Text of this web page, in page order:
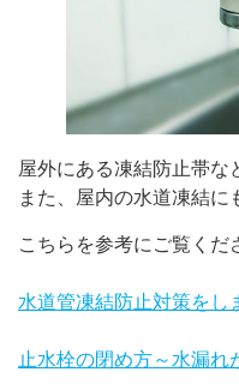
屋外にある凍結防止帯な
また、屋内の水道凍結に
こちらを参考にご覧くだ
水道管凍結防止対策をし
止水栓の閉め方～水漏れ